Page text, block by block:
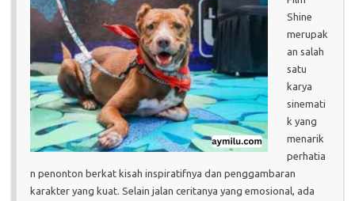
Shine
merupak
an salah
satu
karya
sinemati
k yang
menarik
perhatia
n penonton berkat kisah inspiratifnya dan penggambaran
karakter yang kuat. Selain jalan ceritanya yang emosional, ada